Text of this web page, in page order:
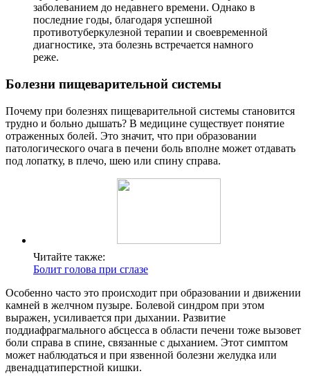
заболеванием до недавнего времени. Однако в
последние годы, благодаря успешной
противотуберкулезной терапии и своевременной
диагностике, эта болезнь встречается намного
реже.
Болезни пищеварительной системы
Почему при болезнях пищеварительной системы становится
трудно и больно дышать? В медицине существует понятие
отраженных болей. Это значит, что при образовании
патологического очага в печени боль вполне может отдавать
под лопатку, в плечо, шею или спину справа.
Читайте также:
Болит голова при сглазе
Особенно часто это происходит при образовании и движении
камней в желчном пузыре. Болевой синдром при этом
выражен, усиливается при дыхании. Развитие
поддиафрагмального абсцесса в области печени тоже вызовет
боли справа в спине, связанные с дыханием. Этот симптом
может наблюдаться и при язвенной болезни желудка или
двенадцатиперстной кишки.